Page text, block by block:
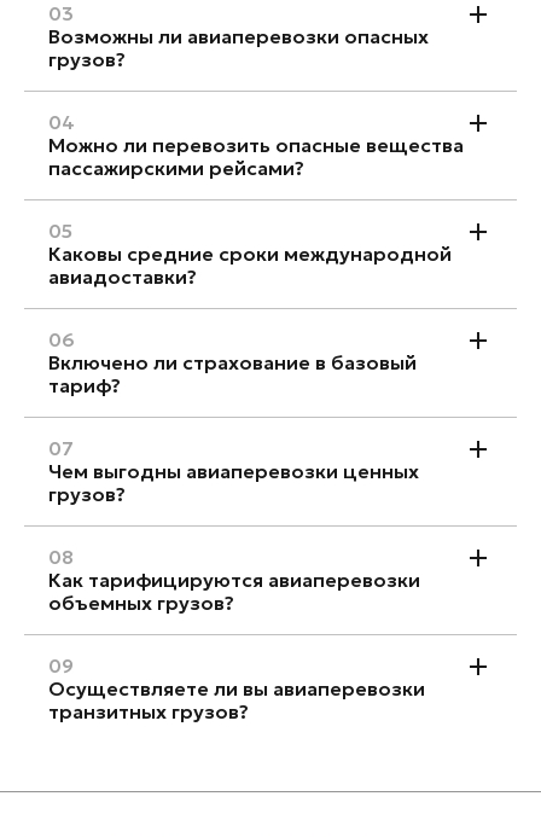
03
Возможны ли авиаперевозки опасных
грузов?
04
Можно ли перевозить опасные вещества
пассажирскими рейсами?
05
Каковы средние сроки международной
авиадоставки?
06
Включено ли страхование в базовый
тариф?
07
Чем выгодны авиаперевозки ценных
грузов?
08
Как тарифицируются авиаперевозки
объемных грузов?
09
Осуществляете ли вы авиаперевозки
транзитных грузов?